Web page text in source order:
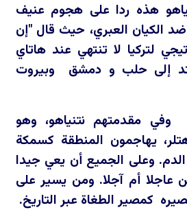
هذه ردا على هجوم عنيف
الكيان العبري، حيث قال "إن
لتركيا لا تنتهي عند هاتاي
إلى حلب و دمشق وبيروت
وفي مقدمتهم نتنياهو، وهو
يهاجمون المنطقة كسمكة
وعلى الجميع أن يعي جيدا
عاجلا أم آجلا. ومن يسير على
كمصير الطغاة عبر التاريخ.